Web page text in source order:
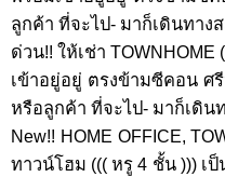
ลูกค้า ที่จะไป- มาก็เดินทาง
ด่วน!! ให้เช่า
เข้าอยู่อยู่ ตรงข้ามซีคอน ศ
หรือลูกค้า ที่จะไป- มาก็เดิน
New!! HOME OFFICE,
ทาวน์โฮม ((( หรู 4 ชั้น ))) เ